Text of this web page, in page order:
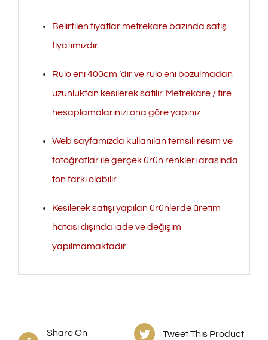
Belirtilen fiyatlar metrekare bazında satış
fiyatımızdır.
Rulo eni 400cm ‘dir ve rulo eni bozulmadan
uzunluktan kesilerek satılır. Metrekare / fire
hesaplamalarınızı ona göre yapınız.
Web sayfamızda kullanılan temsili resim ve
fotoğraflar ile gerçek ürün renkleri arasında
ton farkı olabilir.
Kesilerek satışı yapılan ürünlerde üretim
hatası dışında iade ve değişim
yapılmamaktadır.
Share On
Tweet This Product